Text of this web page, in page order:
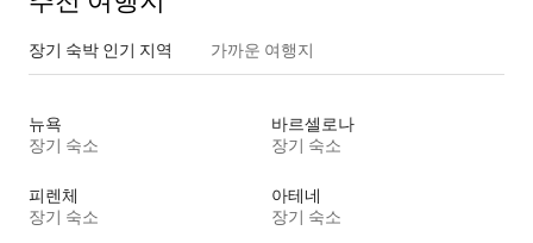
장기 숙박 인기 지역 가까운 여행지
뉴욕
장기 숙소
바르셀로나
장기 숙소
피렌체
장기 숙소
아테네
장기 숙소